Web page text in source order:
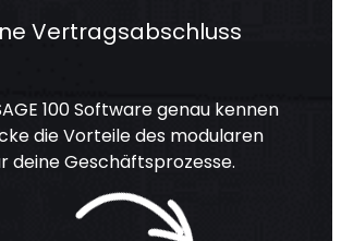
Vertragsabschluss
100 Software genau kennen
die Vorteile des modularen
deine Geschäftsprozesse.